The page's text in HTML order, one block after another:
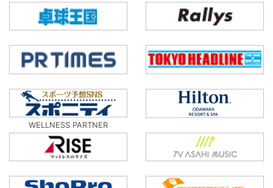
WELLNESS PARTNER